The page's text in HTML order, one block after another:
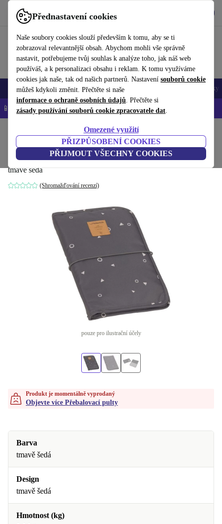
Přednastavení cookies
Naše soubory cookies slouží především k tomu, aby se ti
zobrazoval relevantnější obsah. Abychom mohli vše správně
nastavit, potřebujeme tvůj souhlas k analýze toho, jak náš web
používáš, a k personalizaci obsahu i reklam. K tomu využíváme
cookies jak naše, tak od našich partnerů. Nastavení souborů cookie
můžeš kdykoli změnit. Přečtěte si naše
informace o ochraně osobních údajů. Přečtěte si
zásady používání souborů cookie zpracovatele dat.
Omezené využití
PŘIZPŮSOBENÍ COOKIES
PŘIJMOUT VŠECHNY COOKIES
Používejte refurbed rychle a snadno
Mobily a smartphony Notebooky Tablety Doplňky
📱 -5 % NAVÍC na všechny iPhony – kód: IPHONEDEAL-
Přebalovací pulty
Lässig miminko přebalovací taška
tmavě šedá
(Shromažďování recenzí)
pouze pro ilustrační účely
Produkt je momentálně vyprodaný
Objevte více Přebalovací pulty
Barva
tmavě šedá
Design
tmavě šedá
Hmotnost (kg)